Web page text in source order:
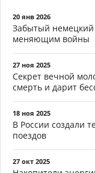
20 янв 2026
Забытый немецкий
меняющим войны
27 ноя 2025
Секрет вечной
смерть и дарит
18 ноя 2025
В России создали
поездов
27 окт 2025